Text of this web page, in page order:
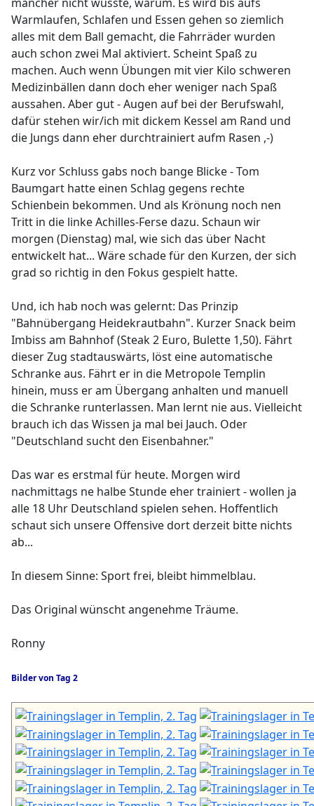
Warmlaufen, Schlafen und Essen gehen so ziemlich
alles mit dem Ball gemacht, die Fahrräder wurden
auch schon zwei Mal aktiviert. Scheint Spaß zu
machen. Auch wenn Übungen mit vier Kilo schweren
Medizinbällen dann doch eher weniger nach Spaß
aussahen. Aber gut - Augen auf bei der Berufswahl,
dafür stehen wir/ich mit dickem Kessel am Rand und
die Jungs dann eher durchtrainiert aufm Rasen ,-)
Kurz vor Schluss gabs noch bange Blicke - Tom
Baumgart hatte einen Schlag gegens rechte
Schienbein bekommen. Und als Krönung noch nen
Tritt in die linke Achilles-Ferse dazu. Schaun wir
morgen (Dienstag) mal, wie sich das über Nacht
entwickelt hat... Wäre schade für den Kurzen, der sich
grad so richtig in den Fokus gespielt hatte.
Und, ich hab noch was gelernt: Das Prinzip
"Bahnübergang Heidekrautbahn". Kurzer Snack beim
Imbiss am Bahnhof (Steak 2 Euro, Bulette 1,50). Fährt
dieser Zug stadtauswärts, löst eine automatische
Schranke aus. Fährt er in die Metropole Templin
hinein, muss er am Übergang anhalten und manuell
die Schranke runterlassen. Man lernt nie aus. Vielleicht
brauch ich das Wissen ja mal bei Jauch. Oder
"Deutschland sucht den Eisenbahner."
Das war es erstmal für heute. Morgen wird
nachmittags ne halbe Stunde eher trainiert - wollen ja
alle 18 Uhr Deutschland spielen sehen. Hoffentlich
schaut sich unsere Offensive dort derzeit bitte nichts
ab...
In diesem Sinne: Sport frei, bleibt himmelblau.
Das Original wünscht angenehme Träume.
Ronny
Bilder von Tag 2